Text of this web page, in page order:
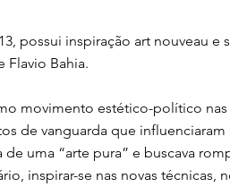
possui inspiração art nouveau
Bahia.
movimento estético-político
de vanguarda que
uma “arte pura” e buscava
inspirar-se nas novas técnicas,